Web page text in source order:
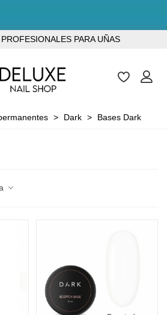
PARA UÑAS
> Dark > Bases Dark